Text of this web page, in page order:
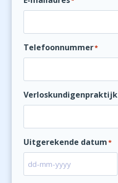
Telefoonnummer*
Verloskundigenpraktijk
Uitgerekende datum*